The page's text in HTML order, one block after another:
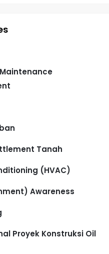
Tanah
(HVAC)
Awareness
Proyek Konstruksi Oil